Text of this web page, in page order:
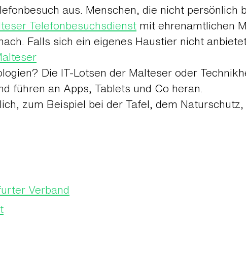
aus. Menschen, die nicht persönlich
Telefonbesuchsdienst mit ehrenamtlichen
Falls sich ein eigenes Haustier nicht
Die IT-Lotsen der Malteser oder
führen an Apps, Tablets und Co heran.
zum Beispiel bei der Tafel, dem
Verband